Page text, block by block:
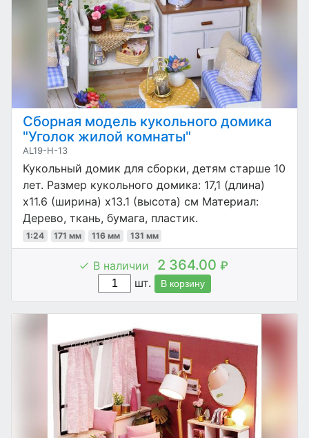
Сборная модель кукольного домика
"Уголок жилой комнаты"
AL19-H-13
Кукольный домик для сборки, детям старше 10
лет. Размер кукольного домика: 17,1 (длина)
x11.6 (ширина) x13.1 (высота) см Материал:
Дерево, ткань, бумага, пластик.
1:24 171 мм 116 мм 131 мм
В наличии 2 364.00 ₽
шт.
В корзину